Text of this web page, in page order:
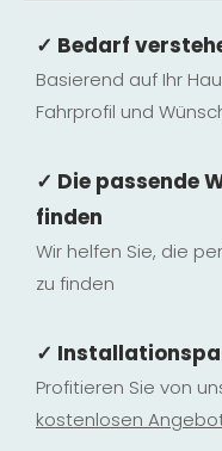
✓ Bedarf
Basierend auf Ihr
Fahrprofil und
✓ Die passende
finden
Wir helfen Sie, die
zu finden
✓
Profitieren Sie von
kostenlosen Ange